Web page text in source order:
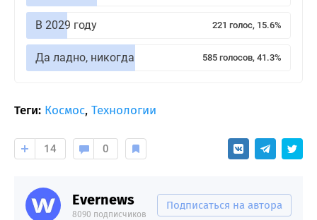
В 2029 году 221 голос, 15.6%
Да ладно, никогда 585 голосов, 41.3%
Теги: Космос, Технологии
14 0
Evernews
8090 подписчиков
Подписаться на автора